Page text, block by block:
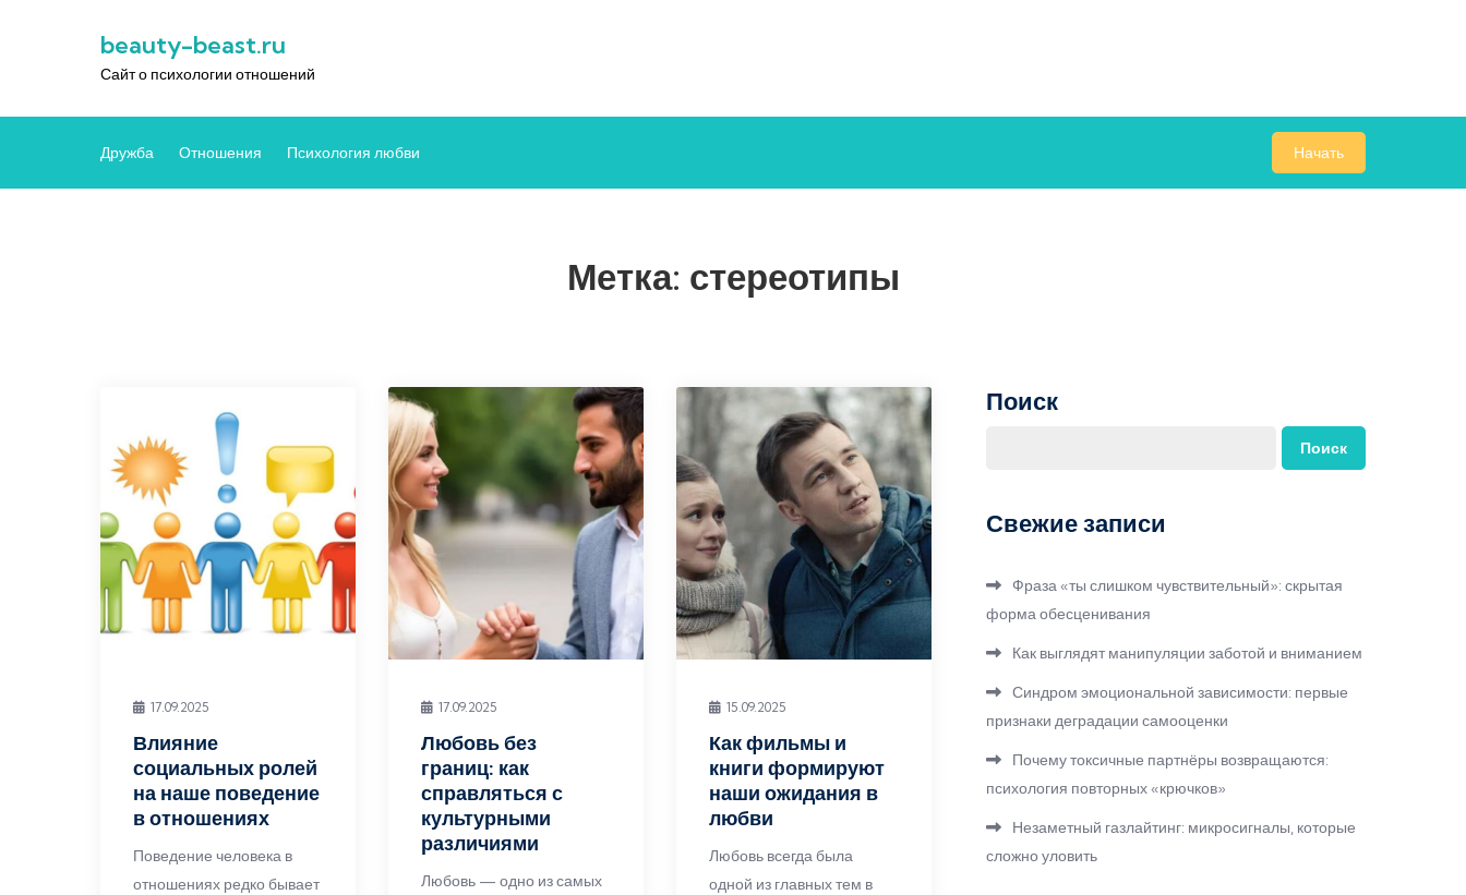
beauty-beast.ru
Сайт о психологии отношений
Дружба Отношения Психология любви Начать
Метка: стереотипы
17.09.2025
Влияние
социальных ролей
на наше поведение
в отношениях
Поведение человека в
отношениях редко бывает
17.09.2025
Любовь без
границ: как
справляться с
культурными
различиями
Любовь — одно из самых
15.09.2025
Как фильмы и
книги формируют
наши ожидания в
любви
Любовь всегда была
одной из главных тем в
Поиск
Поиск
Свежие записи
Фраза «ты слишком чувствительный»: скрытая
форма обесценивания
Как выглядят манипуляции заботой и вниманием
Синдром эмоциональной зависимости: первые
признаки деградации самооценки
Почему токсичные партнёры возвращаются:
психология повторных «крючков»
Незаметный газлайтинг: микросигналы, которые
сложно уловить